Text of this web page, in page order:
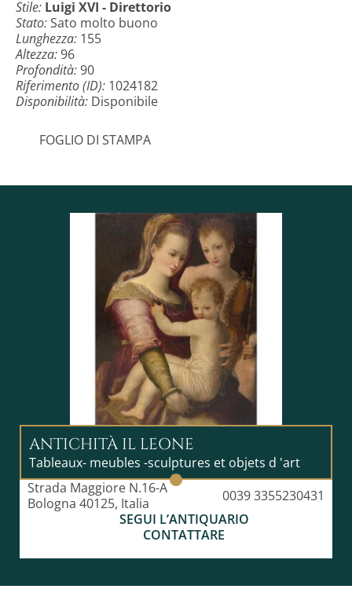
Stile: Luigi XVI - Direttorio
Stato:Sato molto buono
Lunghezza: 155
Altezza:96
Profondità:90
Riferimento (ID): 1024182
Disponibilità: Disponibile
FOGLIO DI STAMPA
ANTICHITÀ IL LEONE
Tableaux- meubles -sculptures et objets d 'art
Strada Maggiore N.16-A
Bologna 40125, Italia
0039 3355230431
SEGUI L’ANTIQUARIO
CONTATTARE